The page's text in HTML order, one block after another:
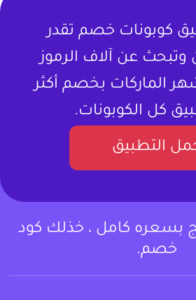
كوبونات خصم تقدر
وتبحث عن آلاف الرموز
الماركات بخصم أكثر
كل الكوبونات.
التطبيق
بسعره كامل ، خذلك كود
خصم.